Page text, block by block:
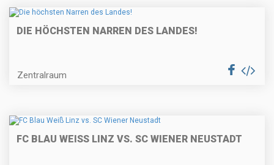
DIE HÖCHSTEN NARREN DES LANDES!
Zentralraum
FC BLAU WEISS LINZ VS. SC WIENER NEUSTADT